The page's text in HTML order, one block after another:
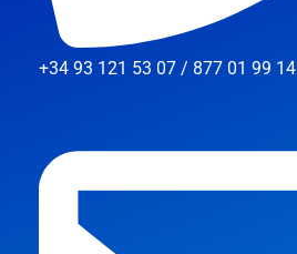
+34 93 121 53 07 / 877 01 99 14